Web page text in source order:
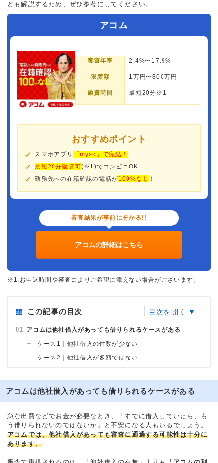
ども解説するため、ぜひ参考にしてください。
アコム
実質年率 2.4%〜17.9%
限度額 1万円〜800万円
融資時間 最短20分※1
おすすめポイント
スマホアプリ
「myac」で完結！
最短20分融資可(※1)でコンビニOK
勤務先への在籍確認の電話が100%なし ！
審査結果が事前に分かる!!
アコムの詳細はこちら
※1.お申込時間や審査によりご希望に添えない場合がございます。
この記事の目次
アコムは他社借入があっても借りられるケースがある
ケース1｜他社借入の件数が少ない
ケース2｜他社借入が多額ではない
アコムは他社借入があっても借りられるケースがある
急な出費などでお金が必要なとき、「すでに借入していたら、も
う借りられないのではないか」と不安になる人もいるでしょう。
アコムでは、他社借入があっても審査に通過する可能性は十分に
あります。